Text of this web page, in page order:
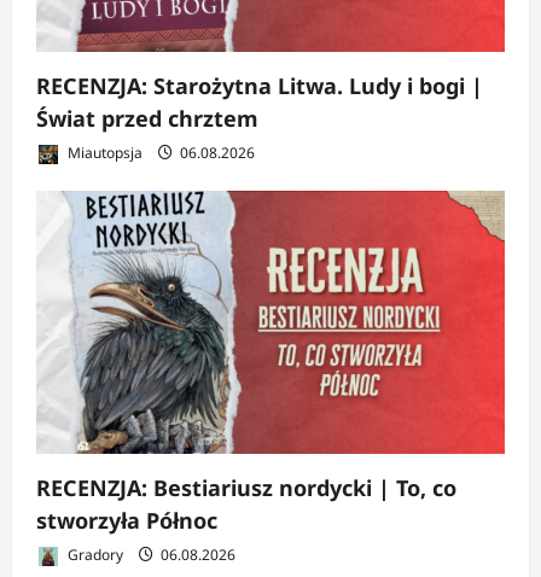
RECENZJA: Starożytna Litwa. Ludy i bogi |
Świat przed chrztem
Miautopsja 06.08.2026
RECENZJA: Bestiariusz nordycki | To, co
stworzyła Północ
Gradory 06.08.2026